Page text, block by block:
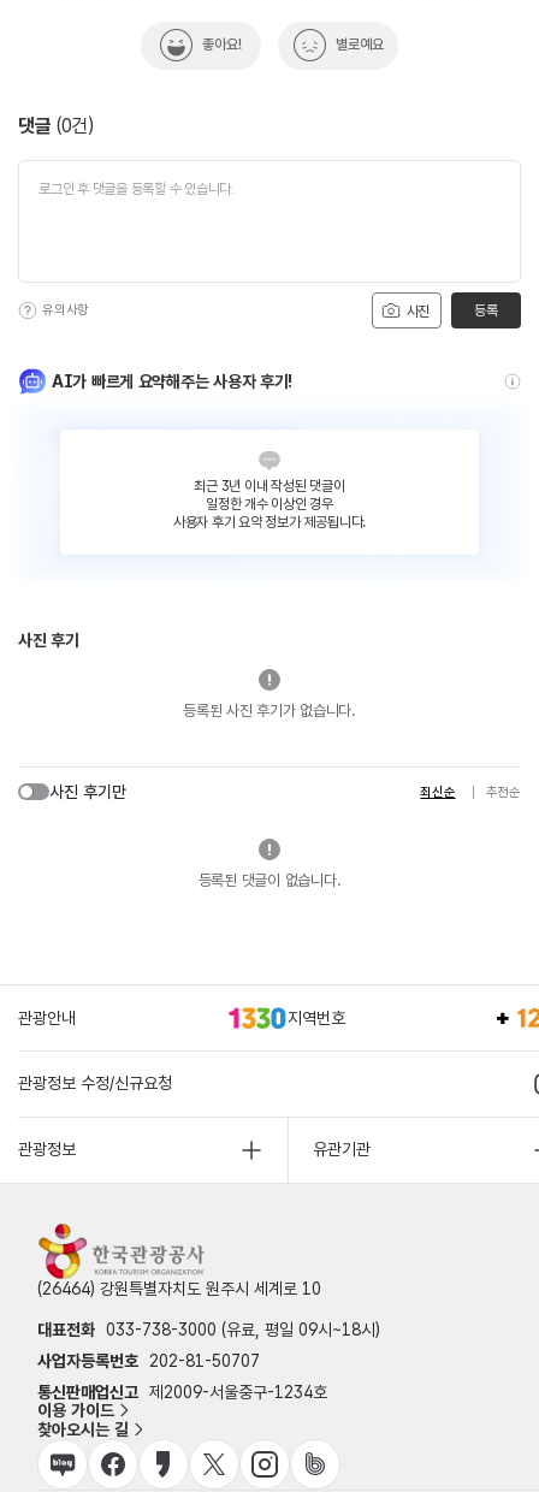
좋아요! 별로예요
댓글 (0건)
사진
유의사항 등록
AI가 빠르게 요약해주는 사용자 후기!
최근 3년 이내 작성된 댓글이
일정한 개수 이상인 경우
사용자 후기 요약 정보가 제공됩니다.
사진 후기
등록된 사진 후기가 없습니다.
사진 후기만 최신순 추천순
등록된 댓글이 없습니다.
관광안내 지역번호
관광정보 수정/신규요청
관광정보 유관기관
(26464) 강원특별자치도 원주시 세계로 10
대표전화 033-738-3000 (유료, 평일 09시~18시)
사업자등록번호
202-81-50707
통신판매업신고 제2009-서울중구-1234호
이용 가이드
찾아오시는 길